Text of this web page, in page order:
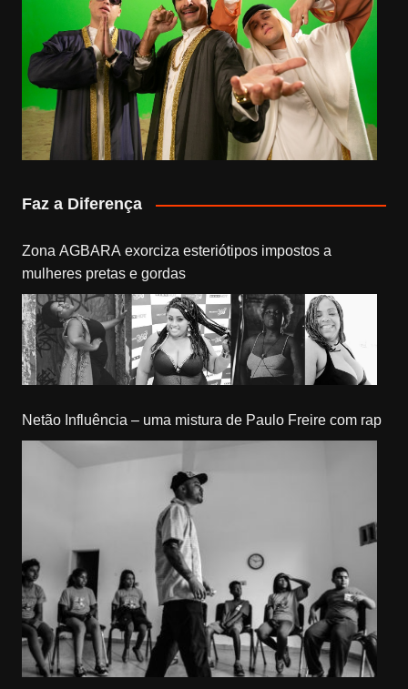
Faz a Diferença
Zona AGBARA exorciza esteriótipos impostos a
mulheres pretas e gordas
Netão Influência – uma mistura de Paulo Freire com rap